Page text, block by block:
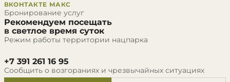
ВКОНТАКТЕ МАКС
Бронирование услуг
Рекомендуем посещать
в светлое время суток
Режим работы территории нацпарка
+7 391 261 16 95
Сообщить о возгораниях и чрезвычайных ситуациях